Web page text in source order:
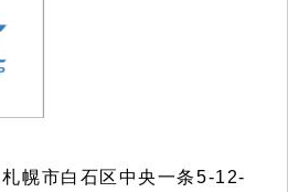
幌市白石区中央一条5-12-